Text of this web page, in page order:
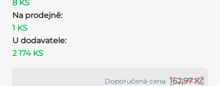
8 KS
Na prodejně:
1 KS
U dodavatele:
2 174 KS
Doporučená cena 162,97 Kč